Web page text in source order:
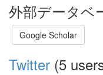
外部データベ
Google Scholar
Twitter (5